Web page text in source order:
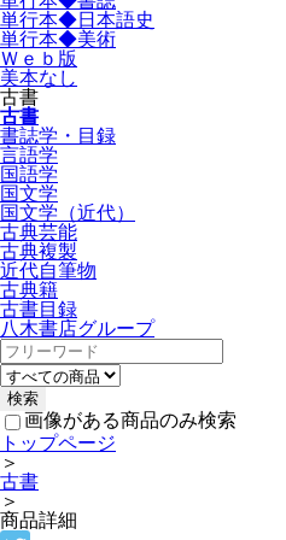
単行本◆日本語史
単行本◆美術
Ｗｅｂ版
美本なし
古書
古書
書誌学・目録
言語学
国語学
国文学
国文学（近代）
古典芸能
古典複製
近代自筆物
古典籍
古書目録
八木書店グループ
画像がある商品のみ検索
トップページ
＞
古書
＞
商品詳細